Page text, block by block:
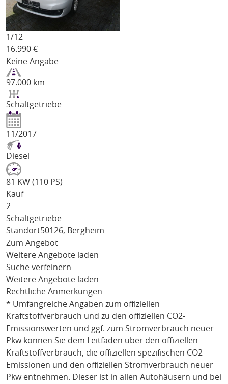
1/12
16.990 €
Keine Angabe
97.000 km
Schaltgetriebe
11/2017
Diesel
81 KW (110 PS)
Kauf
2
Schaltgetriebe
Standort50126, Bergheim
Zum Angebot
Weitere Angebote laden
Suche verfeinern
Weitere Angebote laden
Rechtliche Anmerkungen
* Umfangreiche Angaben zum offiziellen
Kraftstoffverbrauch und zu den offiziellen CO2-
Emissionswerten und ggf. zum Stromverbrauch neuer
Pkw können Sie dem Leitfaden über den offiziellen
Kraftstoffverbrauch, die offiziellen spezifischen CO2-
Emissionen und den offiziellen Stromverbrauch neuer
Pkw entnehmen. Dieser ist in allen Autohäusern und bei